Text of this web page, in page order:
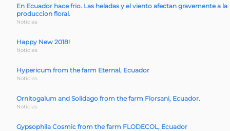
En Ecuador hace frio. Las heladas y el viento afectan gravemente a la
produccion floral.
Noticias
Happy New 2018!
Noticias
Hypericum from the farm Eternal, Ecuador
Noticias
Ornitogalum and Solidago from the farm Florsani, Ecuador.
Noticias
Gypsophila Cosmic from the farm FLODECOL, Ecuador